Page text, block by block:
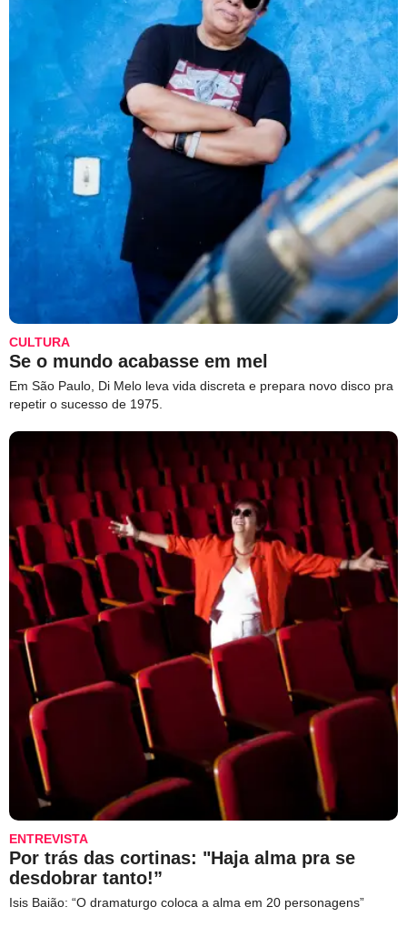
CULTURA
Se o mundo acabasse em mel
Em São Paulo, Di Melo leva vida discreta e prepara novo disco pra
repetir o sucesso de 1975.
ENTREVISTA
Por trás das cortinas: "Haja alma pra se
desdobrar tanto!”
Isis Baião: “O dramaturgo coloca a alma em 20 personagens”